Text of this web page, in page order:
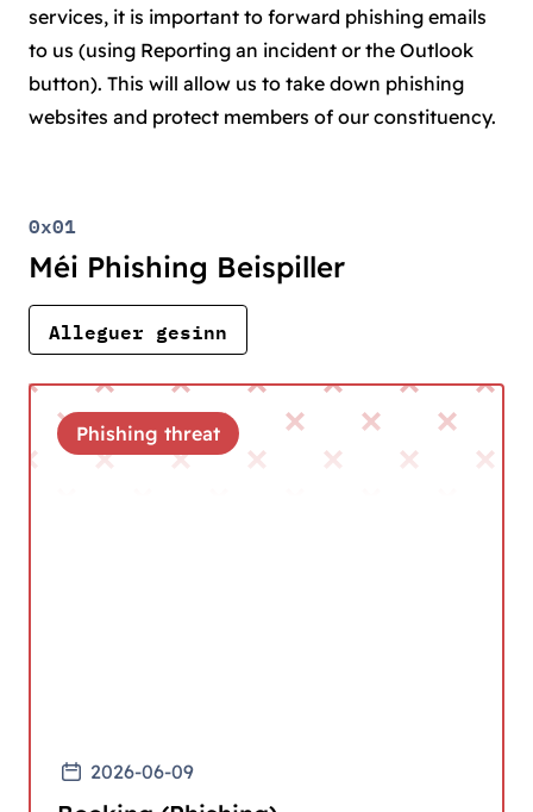
services, it is important to forward phishing emails
to us (using Reporting an incident or the Outlook
button). This will allow us to take down phishing
websites and protect members of our constituency.
0x01
Méi Phishing Beispiller
Alleguer gesinn
2026-06-09
Phishing threat